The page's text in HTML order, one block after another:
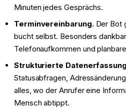
Minuten jedes Gesprächs.
Terminvereinbarung.Der Bot
bucht selbst. Besonders
Telefonaufkommen und
Strukturierte
Statusabfragen,
alles, wo der Anrufer eine
Mensch abtippt.